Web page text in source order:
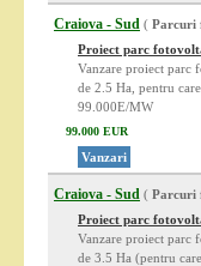
Craiova - Sud ( Parcuri
Proiect parc
Vanzare proiect parc
de 2.5 Ha, pentru
99.000E/MW
99.000 EUR
Vanzari
Craiova - Sud ( Parcuri
Proiect parc
Vanzare proiect parc
de 3.5 Ha (pentru